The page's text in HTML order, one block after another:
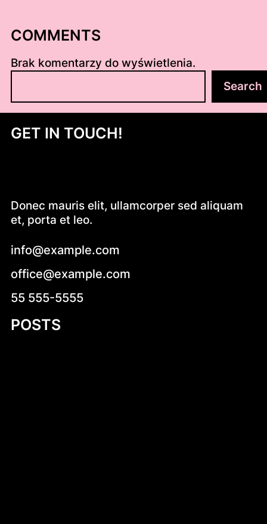
COMMENTS
Brak komentarzy do wyświetlenia.
u
a
Search
GET IN TOUCH!
Donec mauris elit, ullamcorper sed aliquam
et, porta et leo.
info@example.com
office@example.com
55 555-5555
POSTS